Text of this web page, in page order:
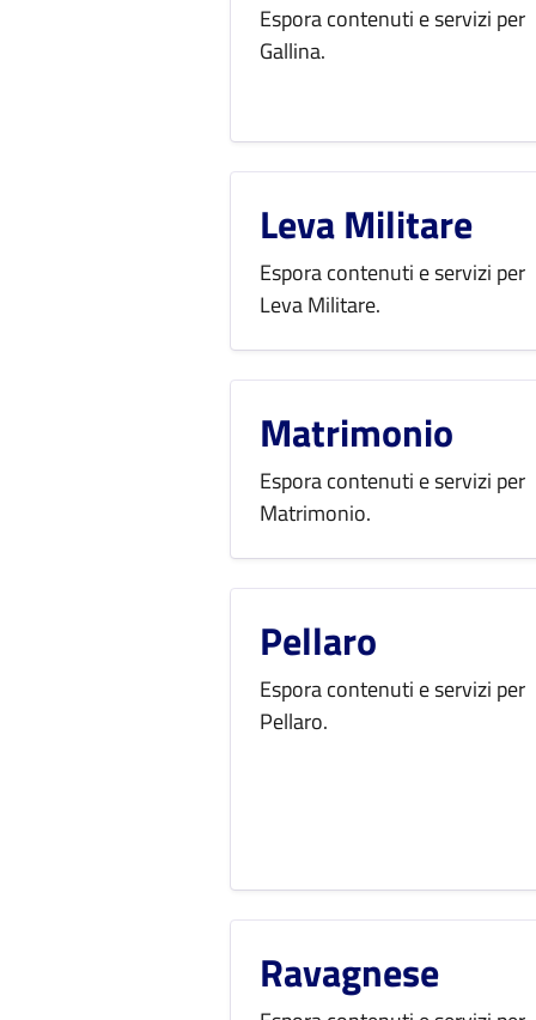
Espora contenuti e servizi per
Gallina.
Leva Militare
Espora contenuti e servizi per
Leva Militare.
Matrimonio
Espora contenuti e servizi per
Matrimonio.
Pellaro
Espora contenuti e servizi per
Pellaro.
Ravagnese